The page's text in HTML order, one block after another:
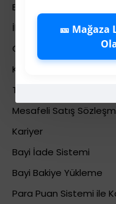
🎫 Mağaza
Banka Hesab Bilgileri
İletişim
Gizlilik Politikası
Kullanıcı Sözleşmesi
Teslimat Bilgileri
Mesafeli Satış
Kariyer
Bayi İade Sistemi
Bayi Bakiye Yükleme
Para Puan Sistemi ile